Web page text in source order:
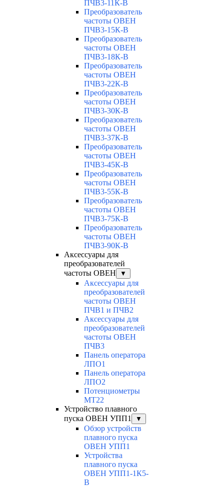
ПЧВ3-11К-В
Преобразователь
частоты ОВЕН
ПЧВ3-15К-В
Преобразователь
частоты ОВЕН
ПЧВ3-18К-В
Преобразователь
частоты ОВЕН
ПЧВ3-22К-В
Преобразователь
частоты ОВЕН
ПЧВ3-30К-В
Преобразователь
частоты ОВЕН
ПЧВ3-37К-В
Преобразователь
частоты ОВЕН
ПЧВ3-45К-В
Преобразователь
частоты ОВЕН
ПЧВ3-55К-В
Преобразователь
частоты ОВЕН
ПЧВ3-75К-В
Преобразователь
частоты ОВЕН
ПЧВ3-90К-В
Аксессуары для
преобразователей
частоты ОВЕН
▼
Аксессуары для
преобразователей
частоты ОВЕН
ПЧВ1 и ПЧВ2
Аксессуары для
преобразователей
частоты ОВЕН
ПЧВ3
Панель оператора
ЛПО1
Панель оператора
ЛПО2
Потенциометры
MT22
Устройство плавного
пуска ОВЕН УПП1
▼
Обзор устройств
плавного пуска
ОВЕН УПП1
Устройства
плавного пуска
ОВЕН УПП1-1К5-
В